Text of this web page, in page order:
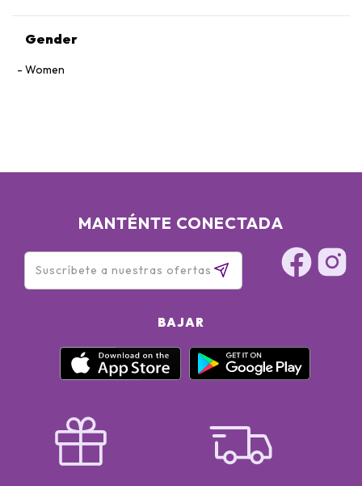
Gender
Women
MANTÉNTE CONECTADA
BAJAR